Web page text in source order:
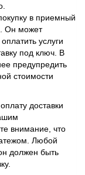
в приемный
Он может
услуги
под ключ. В
предупредить
стоимости
доставки
внимание, что
Любой
должен быть